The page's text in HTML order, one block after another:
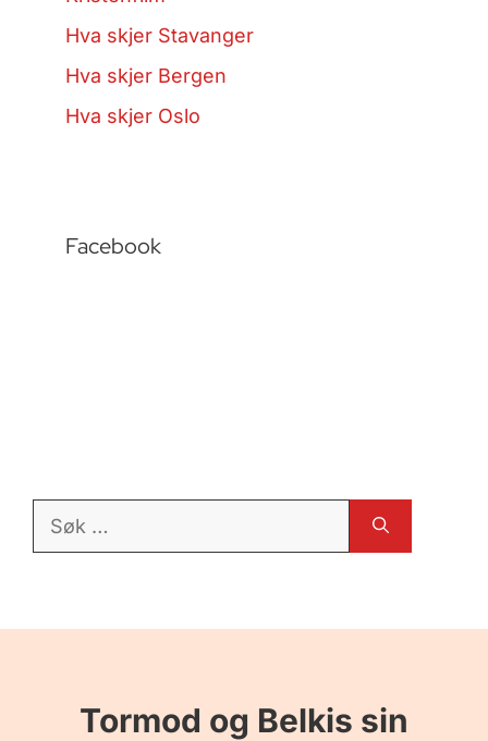
Hva skjer Stavanger
Hva skjer Bergen
Hva skjer Oslo
Facebook
Søk
Tormod og Belkis sin